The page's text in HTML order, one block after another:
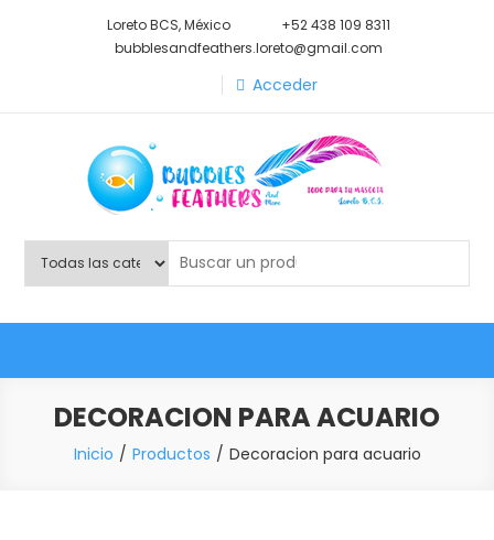
Loreto BCS, México
+52 438 109 8311
bubblesandfeathers.loreto@gmail.com
Acceder
Shop Bubbles Feathers And
More
DECORACION PARA ACUARIO
Inicio Productos Decoracion para acuario